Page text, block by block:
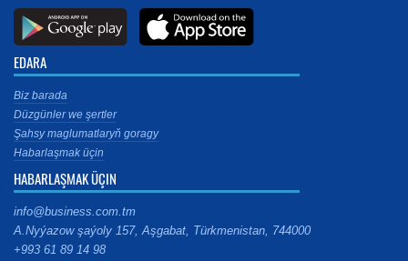
EDARA
Biz barada
Düzgünler we şertler
Şahsy maglumatlaryň goragy
Habarlaşmak üçin
HABARLAŞMAK ÜÇIN
info@business.com.tm
A.Nyýazow şaýoly 157, Aşgabat, Türkmenistan, 744000
+993 61 89 14 98